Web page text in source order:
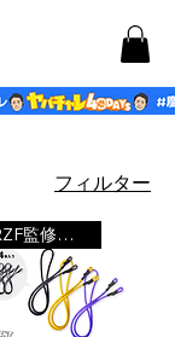
フィルター
RZF監修商品